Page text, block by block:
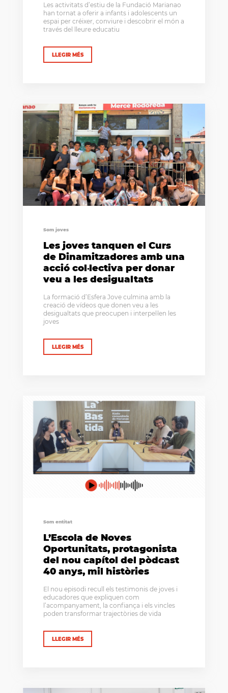
Les activitats d’estiu de la Fundació Marianao
han tornat a oferir a infants i adolescents un
espai per créixer, conviure i descobrir el món a
través del lleure educatiu
LLEGIR MÉS
Som joves
Les joves tanquen el Curs
de Dinamitzadores amb una
acció col·lectiva per donar
veu a les desigualtats
La formació d’Esfera Jove culmina amb la
creació de vídeos que donen veu a les
desigualtats que preocupen i interpel·len les
joves
LLEGIR MÉS
Som entitat
L’Escola de Noves
Oportunitats, protagonista
del nou capítol del pòdcast
40 anys, mil històries
El nou episodi recull els testimonis de joves i
educadores que expliquen com
l’acompanyament, la confiança i els vincles
poden transformar trajectòries de vida
LLEGIR MÉS